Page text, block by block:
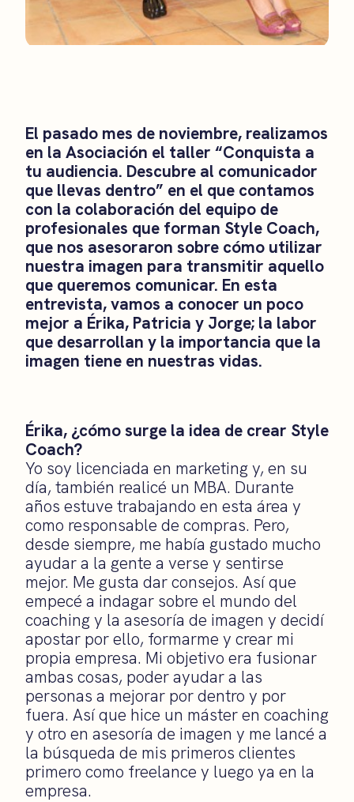
El pasado mes de noviembre, realizamos
en la Asociación el taller “Conquista a
tu audiencia. Descubre al comunicador
que llevas dentro” en el que contamos
con la colaboración del equipo de
profesionales que forman Style Coach,
que nos asesoraron sobre cómo utilizar
nuestra imagen para transmitir aquello
que queremos comunicar. En esta
entrevista, vamos a conocer un poco
mejor a Érika, Patricia y Jorge; la labor
que desarrollan y la importancia que la
imagen tiene en nuestras vidas.
Érika, ¿cómo surge la idea de crear Style
Coach?
Yo soy licenciada en marketing y, en su
día, también realicé un MBA. Durante
años estuve trabajando en esta área y
como responsable de compras. Pero,
desde siempre, me había gustado mucho
ayudar a la gente a verse y sentirse
mejor. Me gusta dar consejos. Así que
empecé a indagar sobre el mundo del
coaching y la asesoría de imagen y decidí
apostar por ello, formarme y crear mi
propia empresa. Mi objetivo era fusionar
ambas cosas, poder ayudar a las
personas a mejorar por dentro y por
fuera. Así que hice un máster en coaching
y otro en asesoría de imagen y me lancé a
la búsqueda de mis primeros clientes
primero como freelance y luego ya en la
empresa.